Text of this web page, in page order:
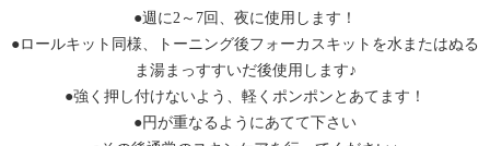
●週に2～7回、夜に使用します！
●ロールキット同様、トーニング後フォーカスキットを水またはぬる
ま湯まっすすいだ後使用します♪
●強く押し付けないよう、軽くポンポンとあてます！
●円が重なるようにあてて下さい